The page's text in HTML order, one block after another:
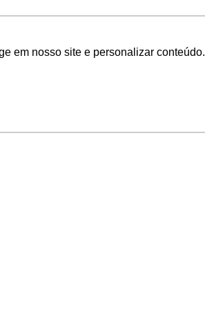
em nosso site e personalizar conteúdo.